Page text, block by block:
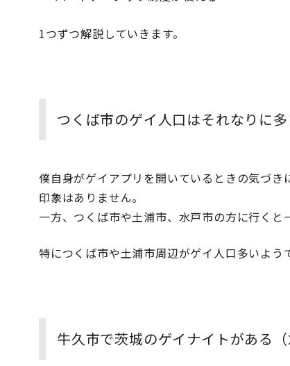
1つずつ解説していきます。
つくば市のゲイ人口はそれなりに
僕自身がゲイアプリを開いているときの気づ
印象はありません。
一方、つくば市や土浦市、水戸市の方に行くと
特につくば市や土浦市周辺がゲイ人口多いよう
牛久市で茨城のゲイナイトがある